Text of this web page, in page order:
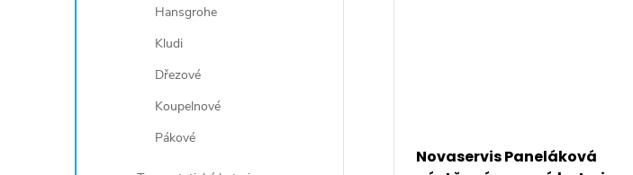
Hansgrohe
Kludi
Dřezové
Koupelnové
Pákové
Novaservis Paneláková